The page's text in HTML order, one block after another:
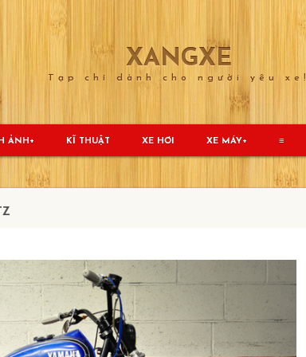
XANGXE
Tạp chí dành cho người yêu xe!
ẢNH KĨ THUẬT XE HƠI XE MÁY ≡